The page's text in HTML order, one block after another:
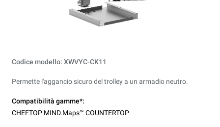
Codice modello: XWVYC-CK11
Permette l'aggancio sicuro del trolley a un armadio neutro.
Compatibilità gamme*:
CHEFTOP MIND.Maps™ COUNTERTOP